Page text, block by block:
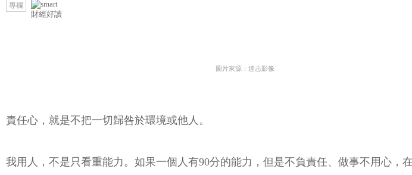
專欄
財經好讀
圖片來源：達志影像
責任心，就是不把一切歸咎於環境或他人。
我用人，不是只看重能力。如果一個人有90分的能力，但是不負責任、做事不用心，